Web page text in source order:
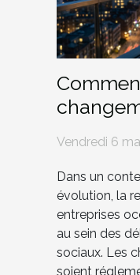
Vendredi 6
Dans un
évolution, la
entreprises
au sein des
sociaux. Les
soient